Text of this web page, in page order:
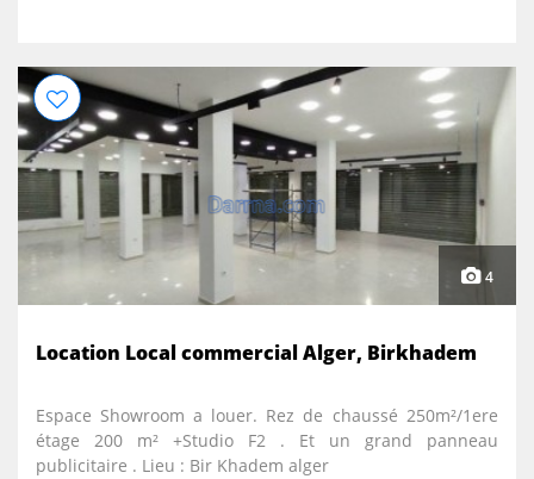
4
Location Local commercial Alger, Birkhadem
Espace Showroom a louer. Rez de chaussé 250m²/1ere
étage 200 m² +Studio F2 . Et un grand panneau
publicitaire . Lieu : Bir Khadem alger